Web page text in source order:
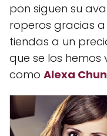
pon siguen su
roperos gracias
tiendas a un
que se los hemos
como Alexa